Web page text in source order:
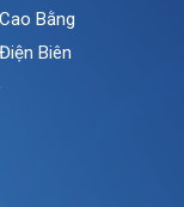
Bằng
Biên